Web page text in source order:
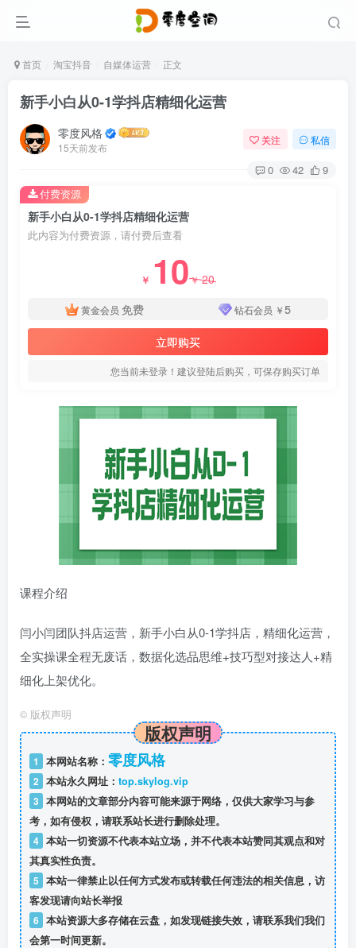
首页 淘宝抖音 自媒体运营 正文
新手小白从0-1学抖店精细化运营
零度风格
15天前发布
关注 私信
0 42 9
新手小白从0-1学抖店精细化运营
此内容为付费资源，请付费后查看
￥ 10￥20
黄金会员 免费 钻石会员 ￥5
立即购买
您当前未登录！建议登陆后购买，可保存购买订单
付费资源
课程介绍
闫小闫团队抖店运营，新手小白从0-1学抖店，精细化运营，
全实操课全程无废话，数据化选品思维+技巧型对接达人+精
细化上架优化。
© 版权声明
版权声明
1 本网站名称： 零度风格
2 本站永久网址： top.skylog.vip
3 本网站的文章部分内容可能来源于网络，仅供大家学习与参
考，如有侵权，请联系站长进行删除处理。
4 本站一切资源不代表本站立场，并不代表本站赞同其观点和对
其真实性负责。
5 本站一律禁止以任何方式发布或转载任何违法的相关信息，访
客发现请向站长举报
6 本站资源大多存储在云盘，如发现链接失效，请联系我们我们
会第一时间更新。